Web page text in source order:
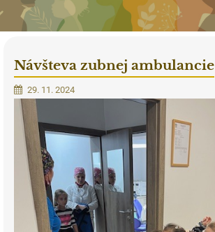
Návšteva zubnej ambulancie
29. 11. 2024